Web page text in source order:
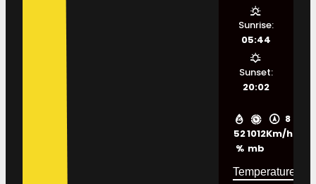
52
%
1012
mb
8
Km/h
Sunrise:
05:44
Sunset:
20:02